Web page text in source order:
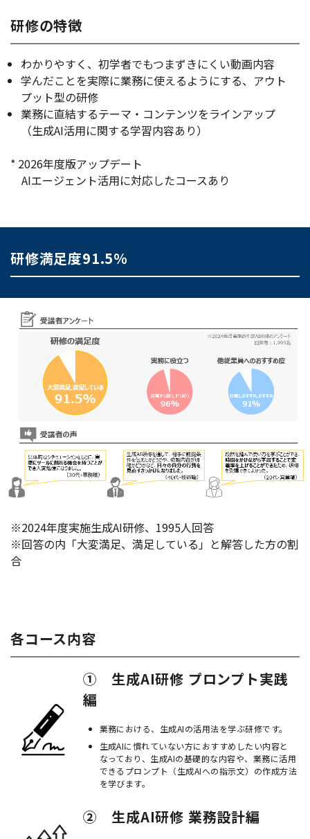
研修の特徴
わかりやすく、初学者でもつまずきにくい動画内容
学んだことを実際に業務に使えるようにする、アウト
プット型の研修
業務に直結するテーマ・コンテンツをラインアップ
（生成AI活用に関する学習内容あり）
* 2026年度版アップデート
AIエージェント活用に対応したコースあり
研修満足度91.5％
※2024年度実施生成AI研修、1995人回答
※回答の内「大変満足、満足している」と解答した方の割
合
各コース内容
① 生成AI研修 プロンプト実践
編
業務における、生成AIの活用法を学ぶ研修です。
生成AIに慣れていない方におすすめしたい内容と
なっており、生成AIの基礎的な内容や、業務に活用
できるプロンプト（生成AIへの指示文）の作成方法
を学びます。
② 生成AI研修 業務設計編